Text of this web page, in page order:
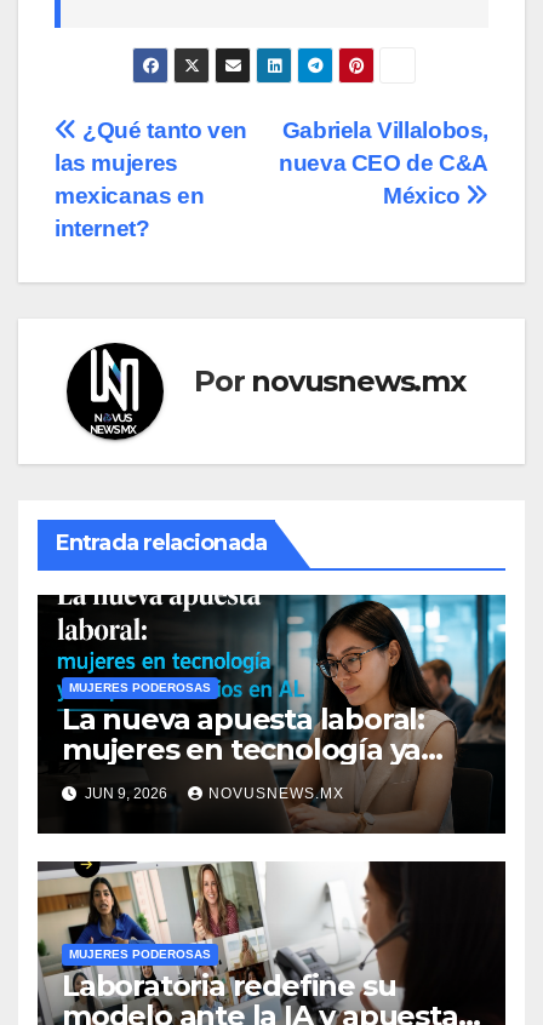
Navegación
de
entradas
Gabriela Villalobos,
nueva CEO de C&A
México
¿Qué tanto ven
las mujeres
mexicanas en
internet?
Por novusnews.mx
Entrada relacionada
MUJERES PODEROSAS
La nueva apuesta laboral:
mujeres en tecnología ya
duplican salarios en AL
JUN 9, 2026 NOVUSNEWS.MX
MUJERES PODEROSAS
Laboratoria redefine su
modelo ante la IA y apuesta